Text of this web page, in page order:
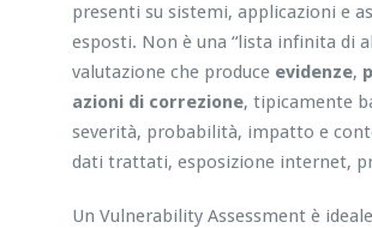
presenti su sistemi, applicazioni e
esposti. Non è una “lista infinita di
valutazione che produce evidenze,
azioni di correzione, tipicamente
severità, probabilità, impatto e
dati trattati, esposizione internet,
Un Vulnerability Assessment è